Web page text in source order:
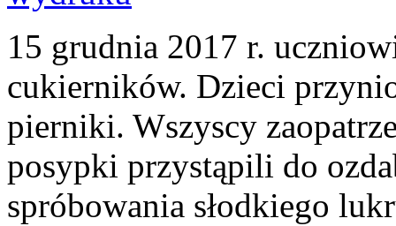
15 grudnia 2017 r.
cukierników. Dzieci
pierniki. Wszyscy
posypki przystąpili do
spróbowania słodkiego